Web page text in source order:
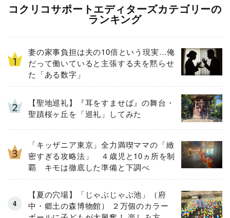
コクリコサポートエディターズカテゴリーの
ランキング
妻の家事負担は夫の10倍という現実…俺
だって働いていると主張する夫を黙らせ
た「ある数字」
【聖地巡礼】『耳をすませば』の舞台・
聖蹟桜ヶ丘を「巡礼」してみた
「キッザニア東京」全力満喫ママの「緻
密すぎる攻略法」 ４歳児と10ヵ所を制
覇 キモは徹底した準備と下調べ
【夏の穴場】「じゃぶじゃぶ池」（府
中・郷土の森博物館） ２万個のカラー